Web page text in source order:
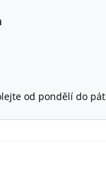
od pondělí do